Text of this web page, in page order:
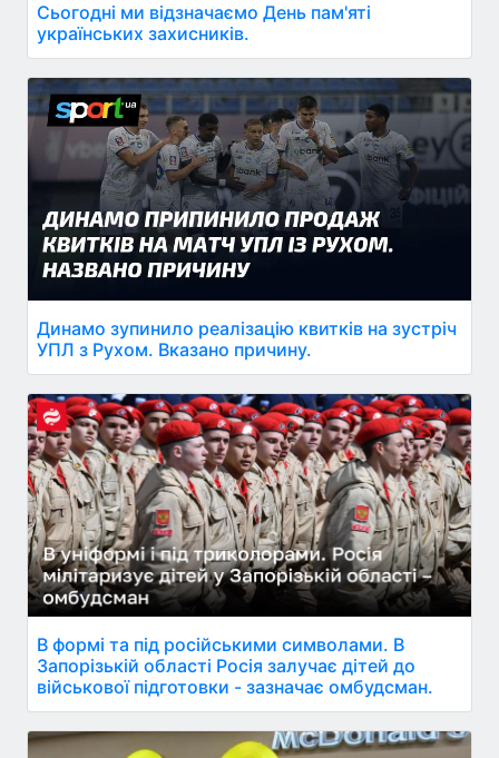
Сьогодні ми відзначаємо День пам'яті
українських захисників.
Динамо зупинило реалізацію квитків на зустріч
УПЛ з Рухом. Вказано причину.
В формі та під російськими символами. В
Запорізькій області Росія залучає дітей до
військової підготовки - зазначає омбудсман.